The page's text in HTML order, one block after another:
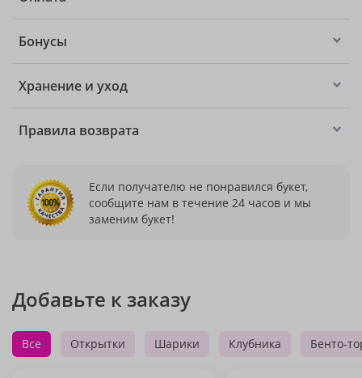
Бонусы
Хранение и уход
Правила возврата
Если получателю не понравился букет,
сообщите нам в течение 24 часов и мы
заменим букет!
Добавьте к заказу
Все Открытки Шарики Клубника Бенто-